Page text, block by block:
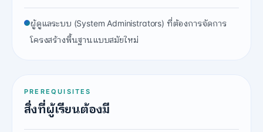
ผู้ดูแลระบบ (System Administrators) ที่ต้องการจัดการ
โครงสร้างพื้นฐานแบบสมัยใหม่
PREREQUISITES
สิ่งที่ผู้เรียนต้องมี